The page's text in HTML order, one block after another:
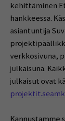
kehittäminen
hankkeessa.
asiantuntija
verkkosivuna,
julkaisuna.
julkaisut ovat
Kannustamme